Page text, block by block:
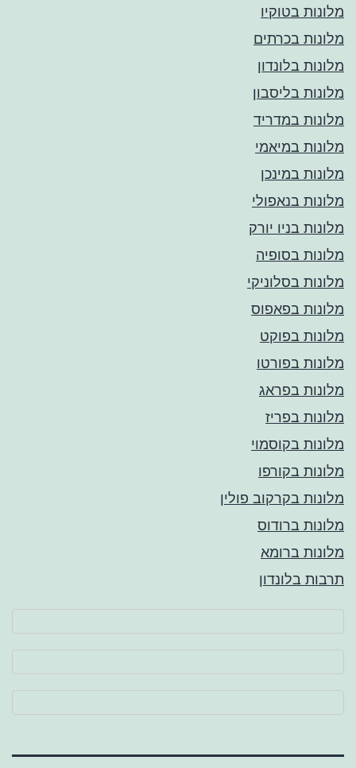
מלונות בטוקיו
מלונות בכרתים
מלונות בלונדון
מלונות בליסבון
מלונות במדריד
מלונות במיאמי
מלונות במינכן
מלונות בנאפולי
מלונות בניו יורק
מלונות בסופיה
מלונות בסלוניקי
מלונות בפאפוס
מלונות בפוקט
מלונות בפורטו
מלונות בפראג
מלונות בפריז
מלונות בקוסמוי
מלונות בקורפו
מלונות בקרקוב פולין
מלונות ברודוס
מלונות ברומא
תרבות בלונדון